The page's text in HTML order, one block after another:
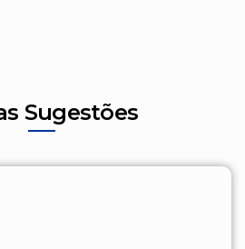
Sugestões